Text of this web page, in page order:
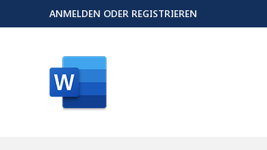
ANMELDEN ODER REGISTRIEREN